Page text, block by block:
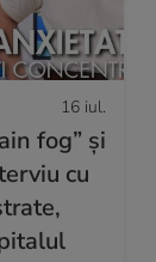
16 iul.
fog” și
cu